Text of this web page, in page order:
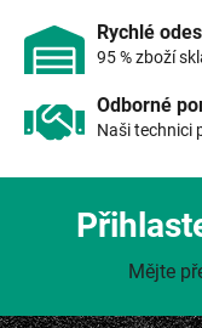
Rychlé
95 % zboží
Odborné
Naši technici
Mějte